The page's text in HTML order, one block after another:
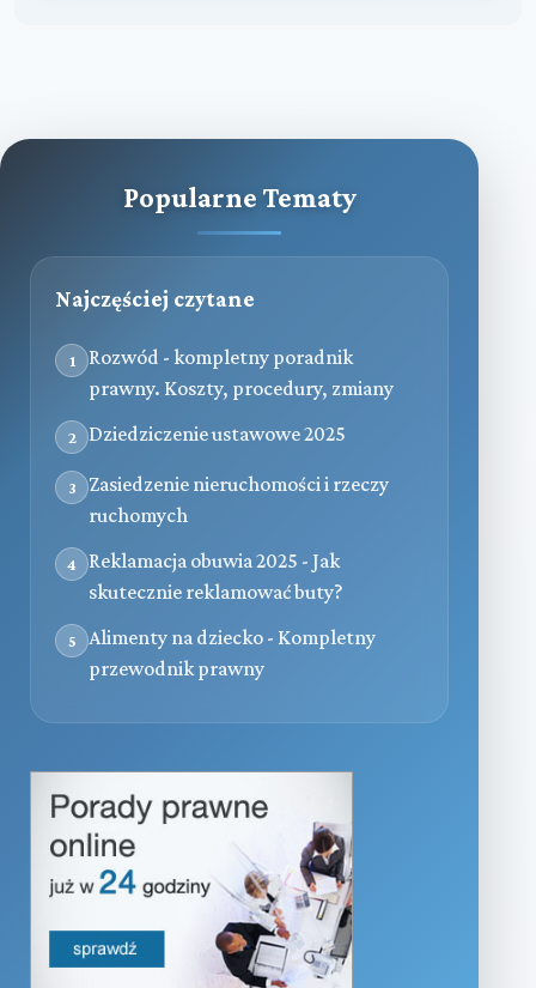
Popularne Tematy
Najczęściej czytane
1
Rozwód - kompletny poradnik
prawny. Koszty, procedury, zmiany
2 Dziedziczenie ustawowe 2025
3
Zasiedzenie nieruchomości i rzeczy
ruchomych
4
Reklamacja obuwia 2025 - Jak
skutecznie reklamować buty?
5
Alimenty na dziecko - Kompletny
przewodnik prawny